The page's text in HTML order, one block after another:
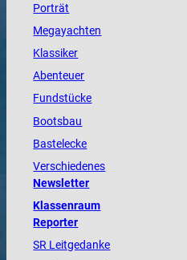
Porträt
Megayachten
Klassiker
Abenteuer
Fundstücke
Bootsbau
Bastelecke
Verschiedenes
Newsletter
Klassenraum
Reporter
SR Leitgedanke